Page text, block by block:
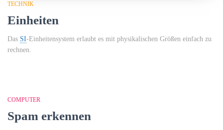
TECHNIK
Einheiten
Das SI-Einheitensystem erlaubt es mit physikalischen Größen einfach zu
rechnen.
COMPUTER
Spam erkennen